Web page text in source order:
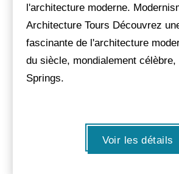
l'architecture moderne.
Architecture Tours Découvrez
fascinante de l'architecture
du siècle, mondialement célèbre,
Springs.
Voir les détails